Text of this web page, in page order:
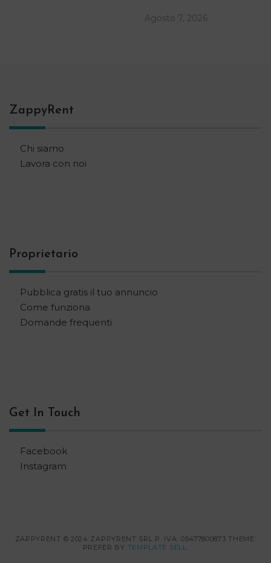
Agosto 7, 2026
ZappyRent
Chi siamo
Lavora con noi
Proprietario
Pubblica gratis il tuo annuncio
Come funziona
Domande frequenti
Get In Touch
Facebook
Instagram
ZAPPYRENT © 2024 ZAPPYRENT SRL P. IVA: 05477800873 THEME:
PREFER BY TEMPLATE SELL